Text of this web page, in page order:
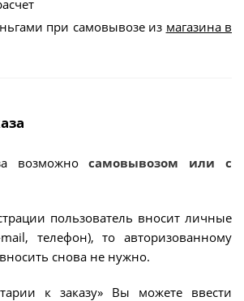
при самовывозе из магазина в
возможносамовывозом или с
пользователь вносит личные
телефон), то авторизованному
снова не нужно.
к заказу» Вы можете ввести